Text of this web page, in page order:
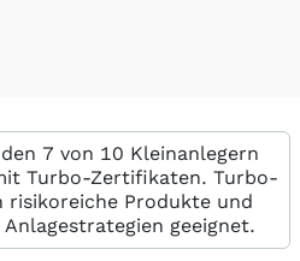
7 von 10 Kleinanlegern
Turbo-Zertifikaten. Turbo-
Produkte und
geeignet.